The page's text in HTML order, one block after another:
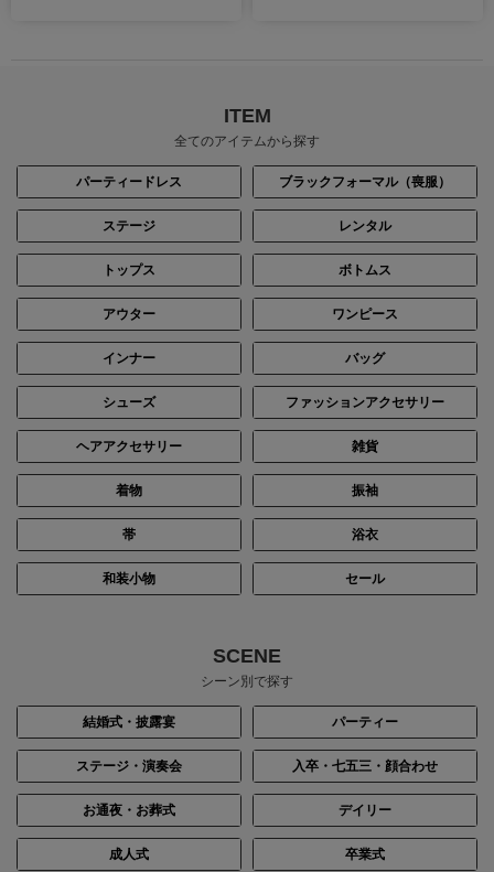
ITEM
全てのアイテムから探す
パーティードレス ブラックフォーマル（喪服）
ステージ レンタル
トップス ボトムス
アウター ワンピース
インナー バッグ
シューズ ファッションアクセサリー
ヘアアクセサリー 雑貨
着物 振袖
帯 浴衣
和装小物 セール
SCENE
シーン別で探す
結婚式・披露宴 パーティー
ステージ・演奏会 入卒・七五三・顔合わせ
お通夜・お葬式 デイリー
成人式 卒業式